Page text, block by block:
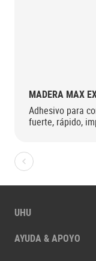
MADERA MAX
Adhesivo para
fuerte, rápido,
UHU
AYUDA & APOYO